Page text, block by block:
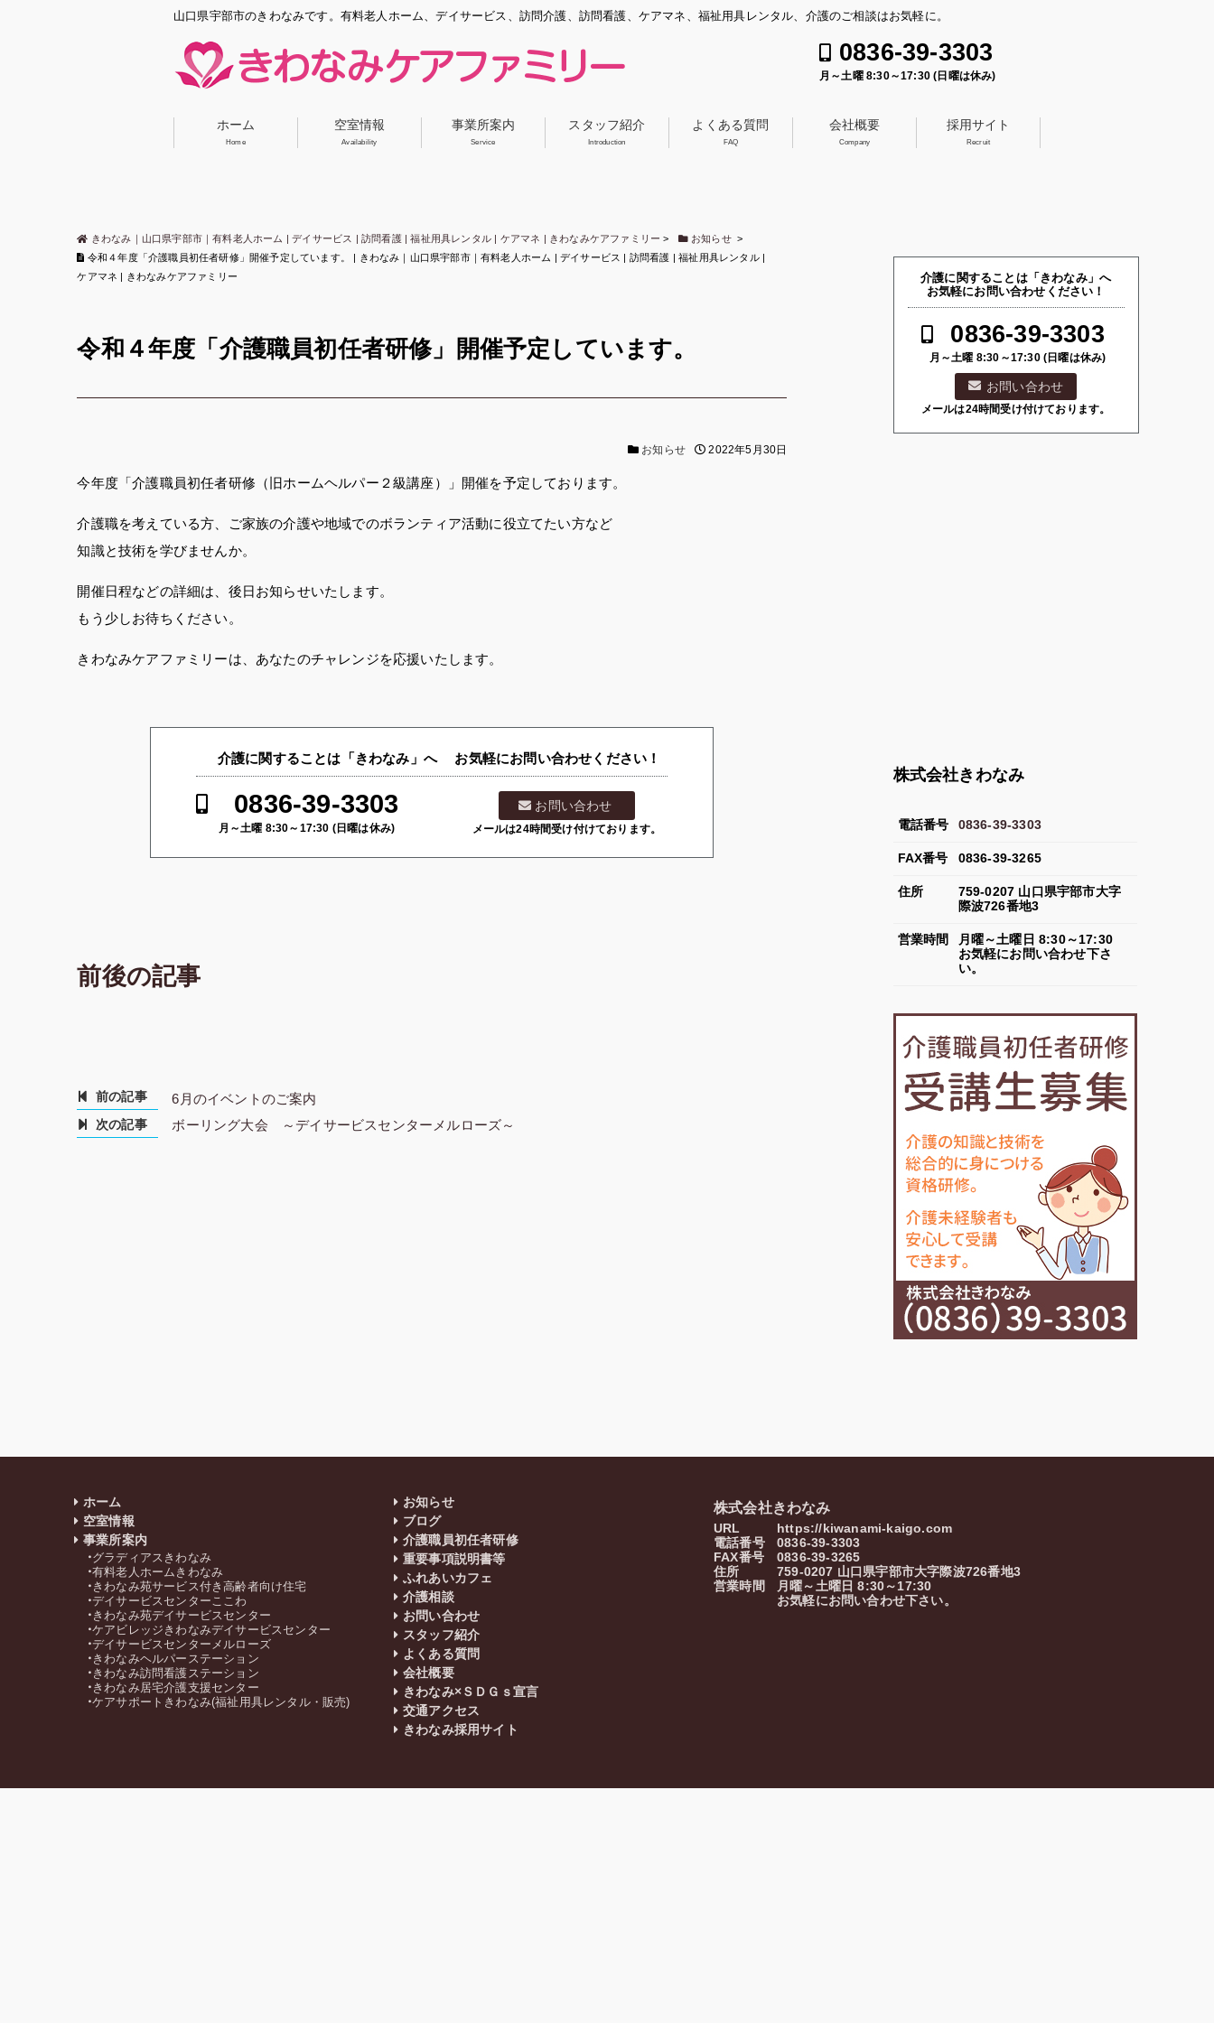
山口県宇部市のきわなみです。有料老人ホーム、デイサービス、訪問介護、訪問看護、ケアマネ、福祉用具レンタル、介護のご相談はお気軽に。
0836-39-3303
月～土曜 8:30～17:30 (日曜は休み)
ホーム
Home
空室情報
Availability
事業所案内
Service
スタッフ紹介
Introduction
よくある質問
FAQ
会社概要
Company
採用サイト
Recruit
きわなみ｜山口県宇部市｜有料老人ホーム | デイサービス | 訪問看護 | 福祉用具レンタル | ケアマネ | きわなみケアファミリー > お知らせ >
令和４年度「介護職員初任者研修」開催予定しています。 | きわなみ｜山口県宇部市｜有料老人ホーム | デイサービス | 訪問看護 | 福祉用具レンタル |
ケアマネ | きわなみケアファミリー
令和４年度「介護職員初任者研修」開催予定しています。
2022年5月30日
お知らせ
今年度「介護職員初任者研修（旧ホームヘルパー２級講座）」開催を予定しております。
介護職を考えている方、ご家族の介護や地域でのボランティア活動に役立てたい方など
知識と技術を学びませんか。
開催日程などの詳細は、後日お知らせいたします。
もう少しお待ちください。
きわなみケアファミリーは、あなたのチャレンジを応援いたします。
介護に関することは「きわなみ」へ お気軽にお問い合わせください！
0836-39-3303
月～土曜 8:30～17:30 (日曜は休み)
お問い合わせ
メールは24時間受け付けております。
前後の記事
前の記事 6月のイベントのご案内
次の記事 ボーリング大会 ～デイサービスセンターメルローズ～
介護に関することは「きわなみ」へ
お気軽にお問い合わせください！
0836-39-3303
月～土曜 8:30～17:30 (日曜は休み)
お問い合わせ
メールは24時間受け付けております。
株式会社きわなみ
電話番号 0836-39-3303
FAX番号 0836-39-3265
住所 759-0207 山口県宇部市大字
際波726番地3
営業時間
月曜～土曜日 8:30～17:30
お気軽にお問い合わせ下さ
い。
ホーム
空室情報
事業所案内
グラディアスきわなみ
有料老人ホームきわなみ
きわなみ苑サービス付き高齢者向け住宅
デイサービスセンターここわ
きわなみ苑デイサービスセンター
ケアビレッジきわなみデイサービスセンター
デイサービスセンターメルローズ
きわなみヘルパーステーション
きわなみ訪問看護ステーション
きわなみ居宅介護支援センター
ケアサポートきわなみ(福祉用具レンタル・販売)
お知らせ
ブログ
介護職員初任者研修
重要事項説明書等
ふれあいカフェ
介護相談
お問い合わせ
スタッフ紹介
よくある質問
会社概要
きわなみ×ＳＤＧｓ宣言
交通アクセス
きわなみ採用サイト
株式会社きわなみ
URL
https://kiwanami-kaigo.com
電話番号
0836-39-3303
FAX番号
0836-39-3265
住所
759-0207 山口県宇部市大字際波726番地3
営業時間
月曜～土曜日 8:30～17:30
お気軽にお問い合わせ下さい。